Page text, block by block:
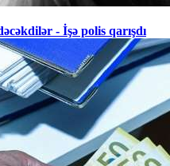
- İşə polis qarışdı